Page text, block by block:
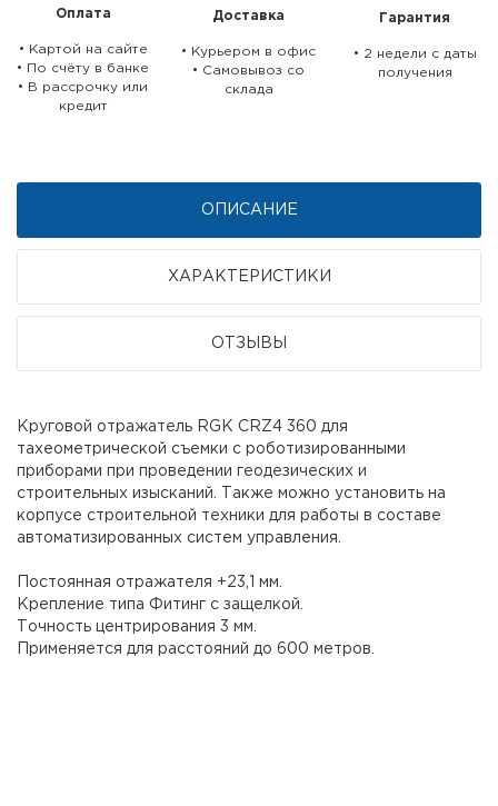
Оплата
• Картой на сайте
• По счёту в банке
• В рассрочку или
кредит
Доставка
• Курьером в офис
• Самовывоз со
склада
Гарантия
• 2 недели c даты
получения
ОПИСАНИЕ
ХАРАКТЕРИСТИКИ
ОТЗЫВЫ
Круговой отражатель RGK CRZ4 360 для
тахеометрической съемки с роботизированными
приборами при проведении геодезических и
строительных изысканий. Также можно установить на
корпусе строительной техники для работы в составе
автоматизированных систем управления.
Постоянная отражателя +23,1 мм.
Крепление типа Фитинг с защелкой.
Точность центрирования 3 мм.
Применяется для расстояний до 600 метров.